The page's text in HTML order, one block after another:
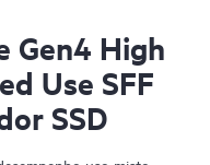
Gen4 High
Use SFF
SSD